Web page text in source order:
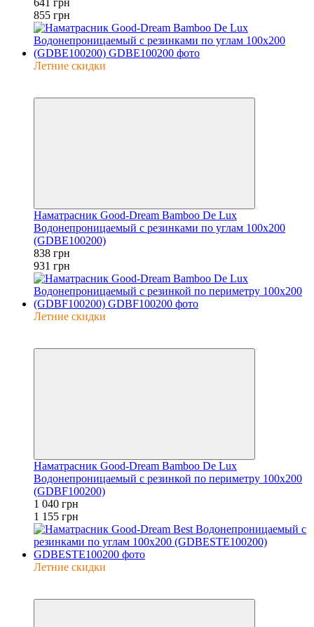
855 грн
Летние скидки
Наматрасник Good-Dream Bamboo De Lux
Водонепроницаемый с резинками по углам 100x200
(GDBE100200)
838 грн
931 грн
Летние скидки
Наматрасник Good-Dream Bamboo De Lux
Водонепроницаемый с резинкой по периметру 100x200
(GDBF100200)
1 040 грн
1 155 грн
Летние скидки